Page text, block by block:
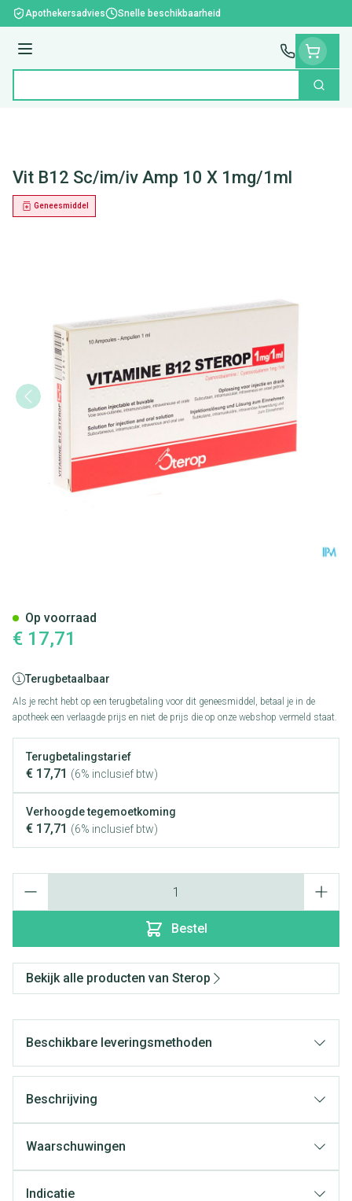
Ga naar de inhoud
Apothekersadvies Snelle beschikbaarheid
Menu
Zoek
Vit B12 Sc/im/iv Amp 10 X 1mg/1ml
Geneesmiddel
€ 17,71
Terugbetaalbaar
Als je recht hebt op een terugbetaling voor dit geneesmiddel, betaal je in de
apotheek een verlaagde prijs en niet de prijs die op onze webshop vermeld staat.
Terugbetalingstarief
€ 17,71 (6% inclusief btw)
Verhoogde tegemoetkoming
€ 17,71 (6% inclusief btw)
Bestel
Op voorraad
Bekijk alle producten van Sterop
Beschikbare leveringsmethoden
Beschrijving
Waarschuwingen
Indicatie